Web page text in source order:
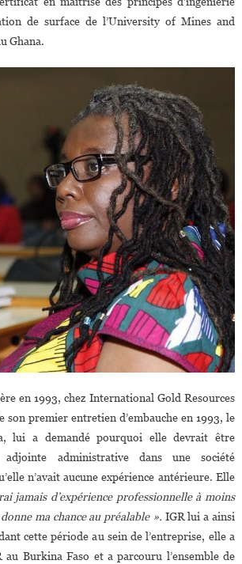
de surface de l’University of Mines and
Ghana.
en 1993, chez International Gold Resources
son premier entretien d’embauche en 1993, le
lui a demandé pourquoi elle devrait être
adjointe administrative dans une société
n’avait aucune expérience antérieure. Elle
jamais d’expérience professionnelle à moins
ma chance au préalable ». IGR lui a ainsi
cette période au sein de l’entreprise, elle a
Burkina Faso et a parcouru l’ensemble de